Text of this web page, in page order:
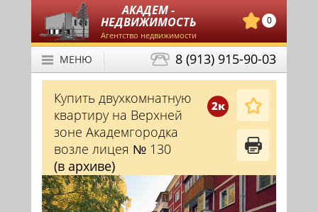
АКАДЕМ -
НЕДВИЖИМОСТЬ
Агентство недвижимости
0
8 (913) 915-90-03
МЕНЮ
2к
Купить двухкомнатную
квартиру на Верхней
зоне Академгородка
возле лицея № 130
(в архиве)